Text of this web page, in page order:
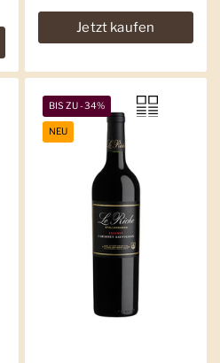
Jetzt kaufen
BIS ZU -34%
NEU